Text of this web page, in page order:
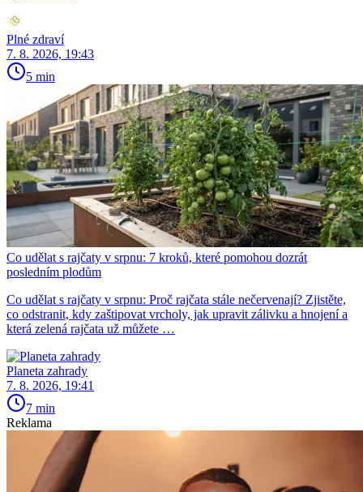
Plné zdraví
7. 8. 2026, 19:43
5 min
Co udělat s rajčaty v srpnu: 7 kroků, které pomohou dozrát
posledním plodům
Co udělat s rajčaty v srpnu: Proč rajčata stále nečervenají? Zjistěte,
co odstranit, kdy zaštipovat vrcholy, jak upravit zálivku a hnojení a
která zelená rajčata už můžete …
Planeta zahrady
7. 8. 2026, 19:41
7 min
Reklama